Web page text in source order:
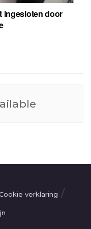
ingesloten door
verklaring